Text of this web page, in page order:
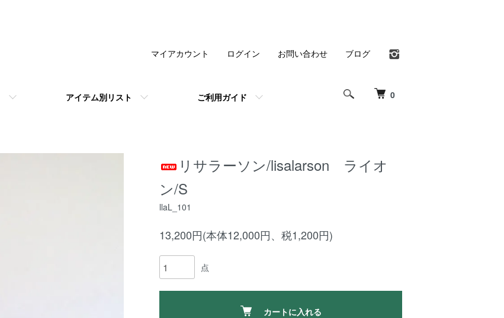
0
アイテム別リスト ご利用ガイド
マイアカウント ログイン お問い合わせ ブログ
リサラーソン/lisalarson ライオ
ン/S
llaL_101
13,200円(本体12,000円、税1,200円)
点
カートに入れる